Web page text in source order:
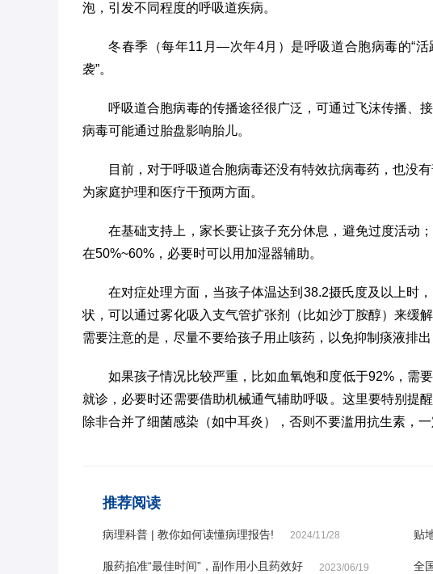
泡，引发不同程度的呼吸道疾病。
冬春季（每年11月—次年4月）是呼吸道合胞病毒的“
袭”。
呼吸道合胞病毒的传播途径很广泛，可通过飞沫传播、
病毒可能通过胎盘影响胎儿。
目前，对于呼吸道合胞病毒还没有特效抗病毒药，也没
为家庭护理和医疗干预两方面。
在基础支持上，家长要让孩子充分休息，避免过度活动
在50%~60%，必要时可以用加湿器辅助。
在对症处理方面，当孩子体温达到38.2摄氏度及以上时
状，可以通过雾化吸入支气管扩张剂（比如沙丁胺醇）来缓
需要注意的是，尽量不要给孩子用止咳药，以免抑制痰液排
如果孩子情况比较严重，比如血氧饱和度低于92%，需
就诊，必要时还需要借助机械通气辅助呼吸。这里要特别提
除非合并了细菌感染（如中耳炎），否则不要滥用抗生素，一
推荐阅读
病理科普 | 教你如何读懂病理报告! 2024/11/28 贴
服药掐准“最佳时间”，副作用小且药效好 2023/06/19 全